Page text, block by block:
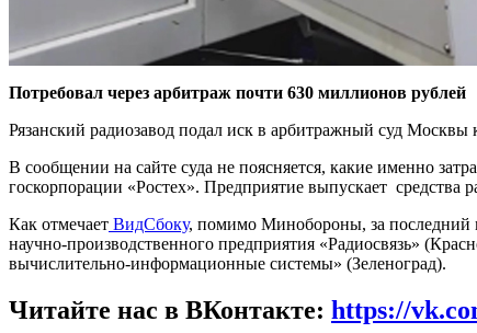
Потребовал через арбитраж почти 630 миллионов рублей
Рязанский радиозавод подал иск в арбитражный суд
В сообщении на сайте суда не поясняется, какие именно
госкорпорации «Ростех». Предприятие выпускает средства
Как отмечает ВидСбоку, помимо Минобороны, за последний
научно-производственного предприятия «Радиосвязь»
вычислительно-информационные системы» (Зеленоград).
Читайте нас в ВКонтакте: https://